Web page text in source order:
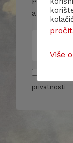
privatnosti
Više